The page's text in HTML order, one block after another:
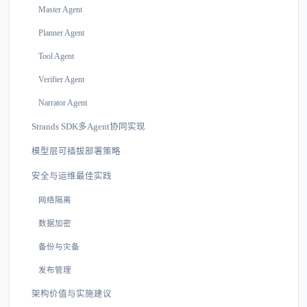
Master Agent
Planner Agent
Tool Agent
Verifier Agent
Narrator Agent
Strands SDK多Agent协同实现
模型层可插拔部署策略
安全与运维最佳实践
网络隔离
数据加密
备份与灾备
发布管理
架构价值与实施建议